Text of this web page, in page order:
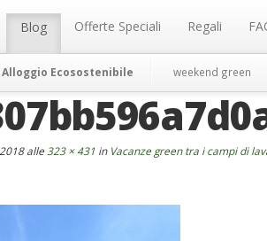
Blog Offerte Speciali Regali
Ecosostenibile weekend green
alle 323 × 431 in Vacanze green tra i campi di